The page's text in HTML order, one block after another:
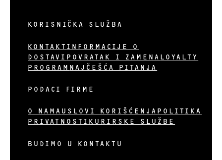
KORISNIČKA SLUŽBA
KONTAKT INFORMACIJE O
DOSTAVI POVRATAK I ZAMENA LOYALTY
PROGRAM NAJČEŠĆA PITANJA
PODACI FIRME
O NAMA USLOVI KORIŠĆENJA POLITIKA
PRIVATNOSTI KURIRSKE SLUŽBE
BUDIMO U KONTAKTU